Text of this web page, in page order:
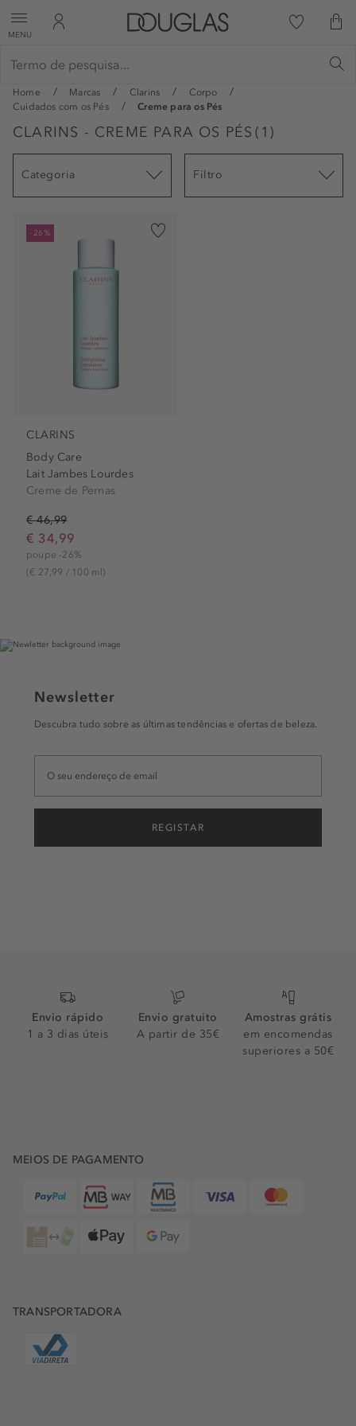
MENU
Home Marcas Clarins
Corpo
Cuidados com os Pés
Creme para os Pés
CLARINS - CREME PARA OS PÉS ( 1 )
Categoria Filtro
-26%
CLARINS
Body Care
Lait Jambes Lourdes
Creme de Pernas
€ 46,99
€ 34,99
poupe -26%
(€ 27,99 / 100 ml)
Newsletter
Descubra tudo sobre as últimas tendências e ofertas de beleza.
REGISTAR
Envio rápido
1 a 3 dias úteis
Envio gratuito
A partir de 35€
Amostras grátis
em encomendas
superiores a 50€
MEIOS DE PAGAMENTO
TRANSPORTADORA